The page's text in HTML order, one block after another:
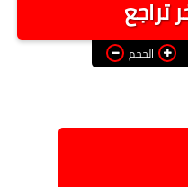
الحجم